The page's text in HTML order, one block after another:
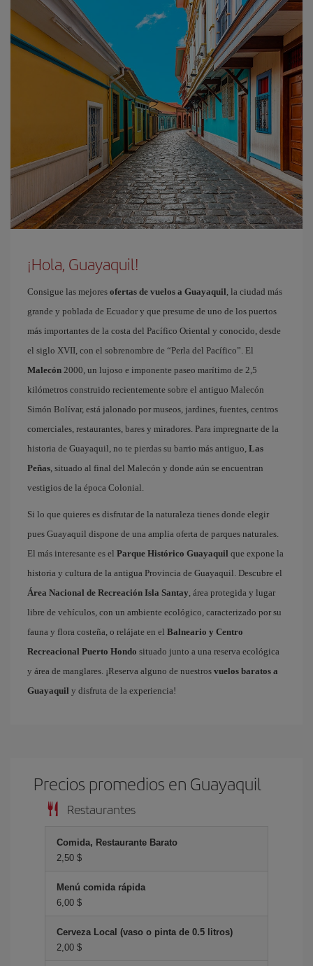
¡Hola, Guayaquil!
Consigue las mejores ofertas de vuelos a Guayaquil, la ciudad más
grande y poblada de Ecuador y que presume de uno de los puertos
más importantes de la costa del Pacífico Oriental y conocido, desde
el siglo XVII, con el sobrenombre de “Perla del Pacífico”. El
Malecón 2000, un lujoso e imponente paseo marítimo de 2,5
kilómetros construido recientemente sobre el antiguo Malecón
Simón Bolívar, está jalonado por museos, jardines, fuentes, centros
comerciales, restaurantes, bares y miradores. Para impregnarte de la
historia de Guayaquil, no te pierdas su barrio más antiguo, Las
Peñas, situado al final del Malecón y donde aún se encuentran
vestigios de la época Colonial.
Si lo que quieres es disfrutar de la naturaleza tienes donde elegir
pues Guayaquil dispone de una amplia oferta de parques naturales.
El más interesante es el Parque Histórico Guayaquil que expone la
historia y cultura de la antigua Provincia de Guayaquil. Descubre el
Área Nacional de Recreación Isla Santay, área protegida y lugar
libre de vehículos, con un ambiente ecológico, caracterizado por su
fauna y flora costeña, o relájate en el Balneario y Centro
Recreacional Puerto Hondo situado junto a una reserva ecológica
y área de manglares. ¡Reserva alguno de nuestros vuelos baratos a
Guayaquil y disfruta de la experiencia!
Precios promedios en Guayaquil
Restaurantes
Comida, Restaurante Barato
2,50 $
Menú comida rápida
6,00 $
Cerveza Local (vaso o pinta de 0.5 litros)
2,00 $